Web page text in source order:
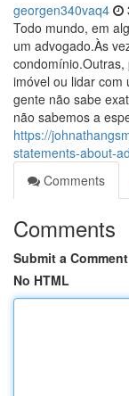
georgen340vaq4
Todo mundo, em
um advogado.Às
imóvel ou lidar com
gente não sabe
não sabemos a
https://
statements-about-
Comments
Comments
Submit a Comment
No HTML